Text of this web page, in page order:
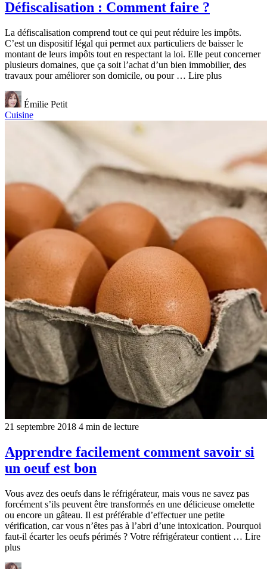
Défiscalisation : Comment faire ?
La défiscalisation comprend tout ce qui peut réduire les impôts.
C’est un dispositif légal qui permet aux particuliers de baisser le
montant de leurs impôts tout en respectant la loi. Elle peut concerner
plusieurs domaines, que ça soit l’achat d’un bien immobilier, des
travaux pour améliorer son domicile, ou pour … Lire plus
Émilie Petit
Cuisine
21 septembre 2018 4 min de lecture
Apprendre facilement comment savoir si
un oeuf est bon
Vous avez des oeufs dans le réfrigérateur, mais vous ne savez pas
forcément s’ils peuvent être transformés en une délicieuse omelette
ou encore un gâteau. Il est préférable d’effectuer une petite
vérification, car vous n’êtes pas à l’abri d’une intoxication. Pourquoi
faut-il écarter les oeufs périmés ? Votre réfrigérateur contient … Lire
plus